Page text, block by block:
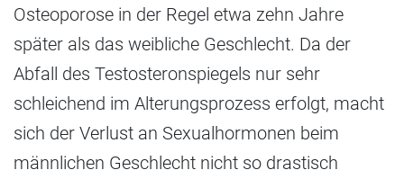
Osteoporose in der Regel etwa zehn Jahre
später als das weibliche Geschlecht. Da der
Abfall des Testosteronspiegels nur sehr
schleichend im Alterungsprozess erfolgt, macht
sich der Verlust an Sexualhormonen beim
männlichen Geschlecht nicht so drastisch